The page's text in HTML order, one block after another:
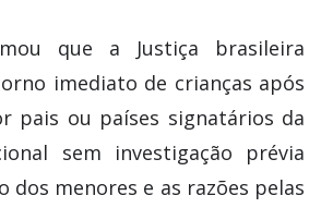
que a Justiça brasileira
imediato de crianças após
pais ou países signatários da
sem investigação prévia
dos menores e as razões pelas